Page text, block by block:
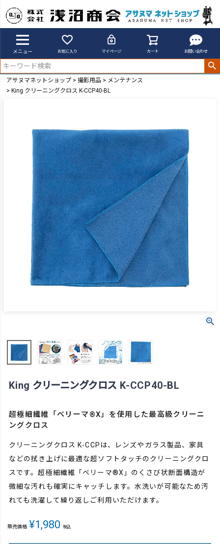
メニュー お気に入り マイページ カート お問い合わせ
アサヌマネットショップ 撮影用品
メンテナンス
King クリーニングクロス K-CCP40-BL
King クリーニングクロス K-CCP40-BL
超極細繊維「ベリーマ®X」を使用した最高級クリーニ
ングクロス
クリーニングクロス K-CCPは、レンズやガラス製品、家具
などの拭き上げに最適な超ソフトタッチのクリーニングクロ
スです。超極細繊維「ベリーマ®X」のくさび状断面構造が
微細な汚れも確実にキャッチします。水洗いが可能なため汚
れても洗濯して繰り返しご利用いただけます。
販売価格 ¥1,980 税込